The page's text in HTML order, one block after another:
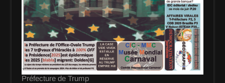
Préfecture de Trump